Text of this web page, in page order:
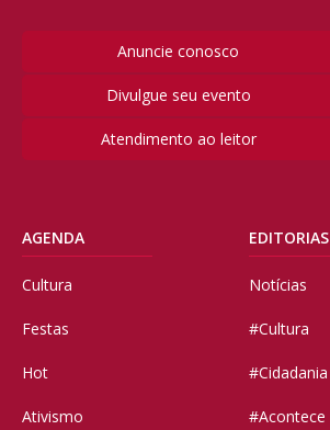
Anuncie conosco
Divulgue seu evento
Atendimento ao leitor
AGENDA
Cultura
Festas
Hot
Ativismo
EDITORIAS
Notícias
#Cultura
#Cidadania
#Acontece